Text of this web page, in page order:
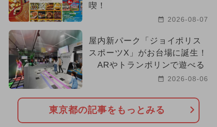
喫！
2026-08-07
屋内新パーク「ジョイポリス
スポーツX」がお台場に誕生！
ARやトランポリンで遊べる
2026-08-06
東京都の記事をもっとみる